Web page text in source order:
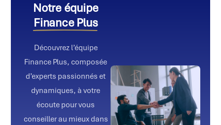
Notre équipe
Finance Plus
Découvrez l’équipe
Finance Plus, composée
d’experts passionnés et
dynamiques, à votre
écoute pour vous
conseiller au mieux dans